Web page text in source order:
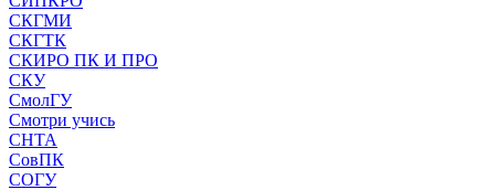
СКГМИ
СКГТК
СКИРО ПК И ПРО
СКУ
СмолГУ
Смотри учись
СНТА
СовПК
СОГУ